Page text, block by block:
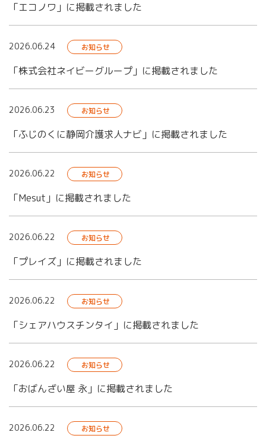
「エコノワ」に掲載されました
2026.06.24 お知らせ
「株式会社ネイビーグループ」に掲載されました
2026.06.23 お知らせ
「ふじのくに静岡介護求人ナビ」に掲載されました
2026.06.22 お知らせ
「Mesut」に掲載されました
2026.06.22 お知らせ
「プレイズ」に掲載されました
2026.06.22 お知らせ
「シェアハウスチンタイ」に掲載されました
2026.06.22 お知らせ
「おばんざい屋 永」に掲載されました
2026.06.22 お知らせ